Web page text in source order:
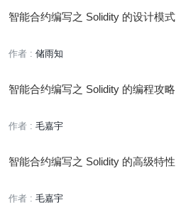
智能合约编写之 Solidity 的设计模式
作者 : 储雨知
智能合约编写之 Solidity 的编程攻略
作者 : 毛嘉宇
智能合约编写之 Solidity 的高级特性
作者 : 毛嘉宇